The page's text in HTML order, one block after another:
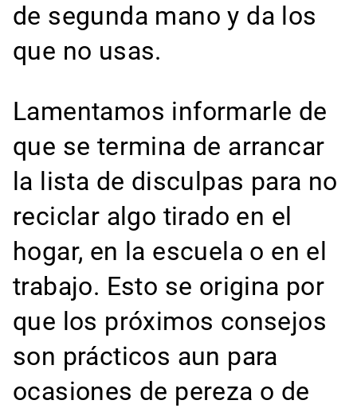
de segunda mano y da los
que no usas.
Lamentamos informarle de
que se termina de arrancar
la lista de disculpas para no
reciclar algo tirado en el
hogar, en la escuela o en el
trabajo. Esto se origina por
que los próximos consejos
son prácticos aun para
ocasiones de pereza o de